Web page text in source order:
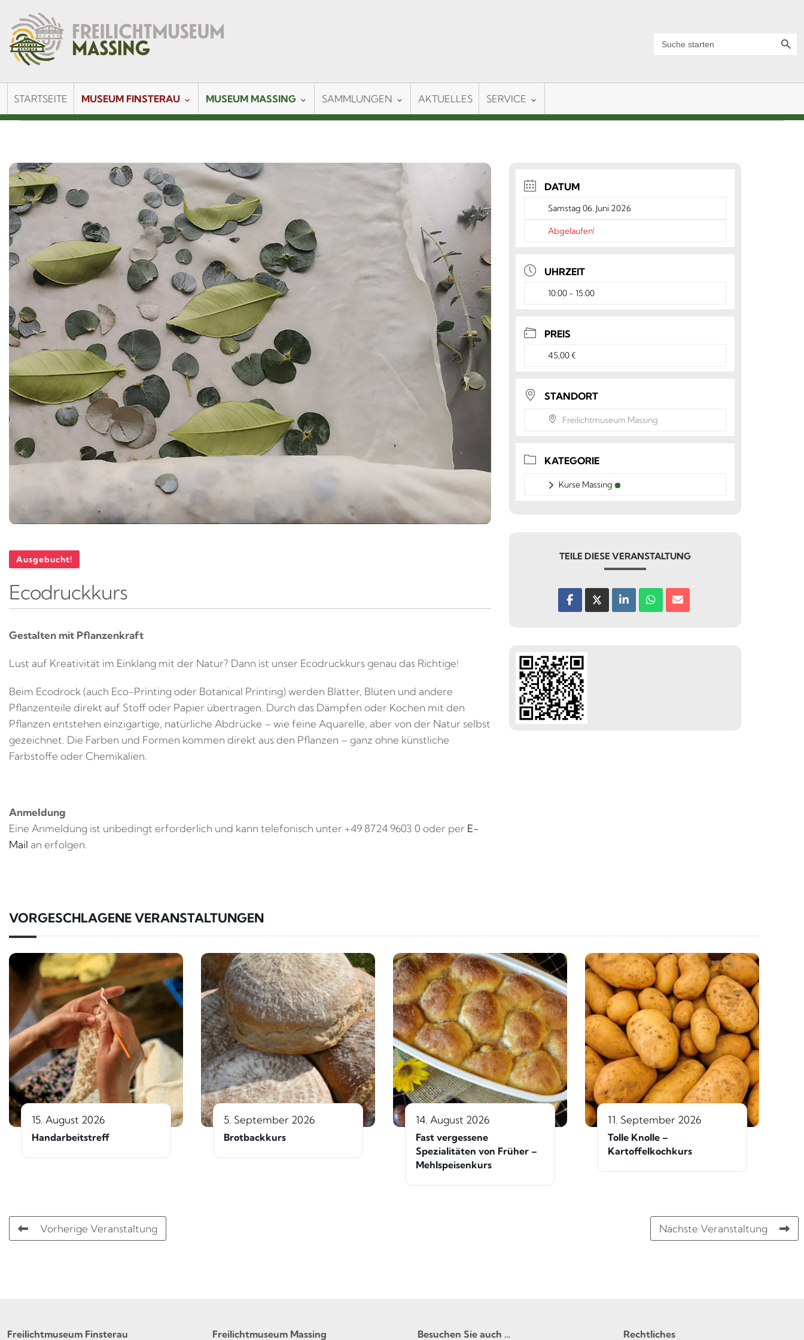
for:
STARTSEITE MUSEUM FINSTERAU MUSEUM MASSING SAMMLUNGEN AKTUELLES SERVICE
Ausgebucht!
Ecodruckkurs
Gestalten mit Pflanzenkraft
Lust auf Kreativität im Einklang mit der Natur? Dann ist unser Ecodruckkurs genau das Richtige!
Beim Ecodrock (auch Eco-Printing oder Botanical Printing) werden Blätter, Blüten und andere
Pflanzenteile direkt auf Stoff oder Papier übertragen. Durch das Dämpfen oder Kochen mit den
Pflanzen entstehen einzigartige, natürliche Abdrücke – wie feine Aquarelle, aber von der Natur selbst
gezeichnet. Die Farben und Formen kommen direkt aus den Pflanzen – ganz ohne künstliche
Farbstoffe oder Chemikalien.
Anmeldung
Eine Anmeldung ist unbedingt erforderlich und kann telefonisch unter +49 8724 9603 0 oder per E-
Mail an erfolgen.
DATUM
Samstag 06. Juni 2026
Abgelaufen!
UHRZEIT
10:00 - 15:00
PREIS
45,00 €
STANDORT
Freilichtmuseum Massing
KATEGORIE
Kurse Massing
TEILE DIESE VERANSTALTUNG
VORGESCHLAGENE VERANSTALTUNGEN
15. August 2026
Handarbeitstreff
5. September 2026
Brotbackkurs
14. August 2026
Fast vergessene
Spezialitäten von Früher –
Mehlspeisenkurs
11. September 2026
Tolle Knolle –
Kartoffelkochkurs
Vorherige Veranstaltung Nächste Veranstaltung
Freilichtmuseum Finsterau Freilichtmuseum Massing Besuchen Sie auch … Rechtliches